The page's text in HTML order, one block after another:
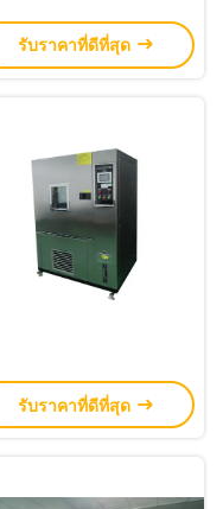
รับราคาที่ดีที่สุด
รับราคาที่ดีที่สุด